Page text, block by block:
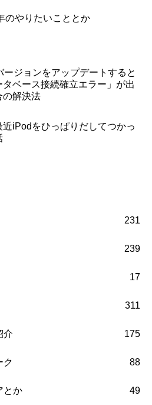
のやりたいこととか
ージョンをアップデートすると
タベース接続確立エラー」が出
の解決法
近iPodをひっぱりだしてつかっ
231
239
17
311
介 175
ク 88
とか 49